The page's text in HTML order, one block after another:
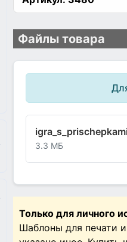
Файлы товара
3.3 МБ
Только для личного
Шаблоны для печати